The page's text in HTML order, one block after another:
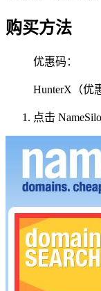
购买方法
优惠码：
HunterX（优
点击 NameSilo